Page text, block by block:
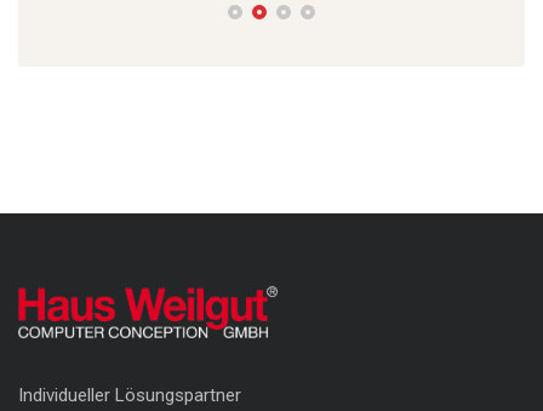
Individueller Lösungspartner